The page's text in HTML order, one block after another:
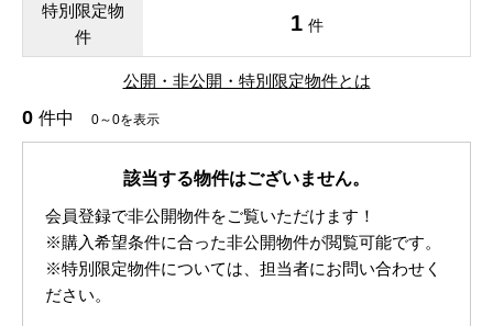
特別限定物
件
1 件
公開・非公開・特別限定物件とは
0 件中 0～0を表示
該当する物件はございません。
会員登録で非公開物件をご覧いただけます！
※購入希望条件に合った非公開物件が閲覧可能です。
※特別限定物件については、担当者にお問い合わせく
ださい。